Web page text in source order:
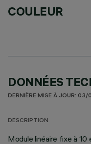
COULEUR
DONNÉES
DERNIÈRE MISE À JOUR:
DESCRIPTION
Module linéaire fixe à